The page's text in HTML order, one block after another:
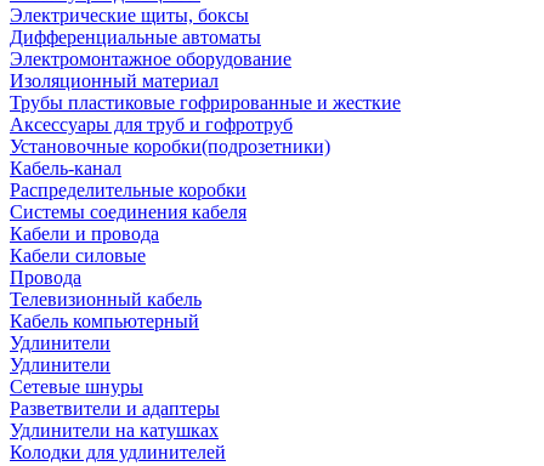
Электрические щиты, боксы
Дифференциальные автоматы
Электромонтажное оборудование
Изоляционный материал
Трубы пластиковые гофрированные и жесткие
Аксессуары для труб и гофротруб
Установочные коробки(подрозетники)
Кабель-канал
Распределительные коробки
Системы соединения кабеля
Кабели и провода
Кабели силовые
Провода
Телевизионный кабель
Кабель компьютерный
Удлинители
Удлинители
Сетевые шнуры
Разветвители и адаптеры
Удлинители на катушках
Колодки для удлинителей